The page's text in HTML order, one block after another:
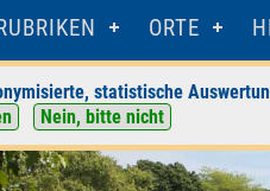
ORTE
statistische
Nein, bitte nicht